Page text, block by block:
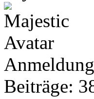
Beiträge: